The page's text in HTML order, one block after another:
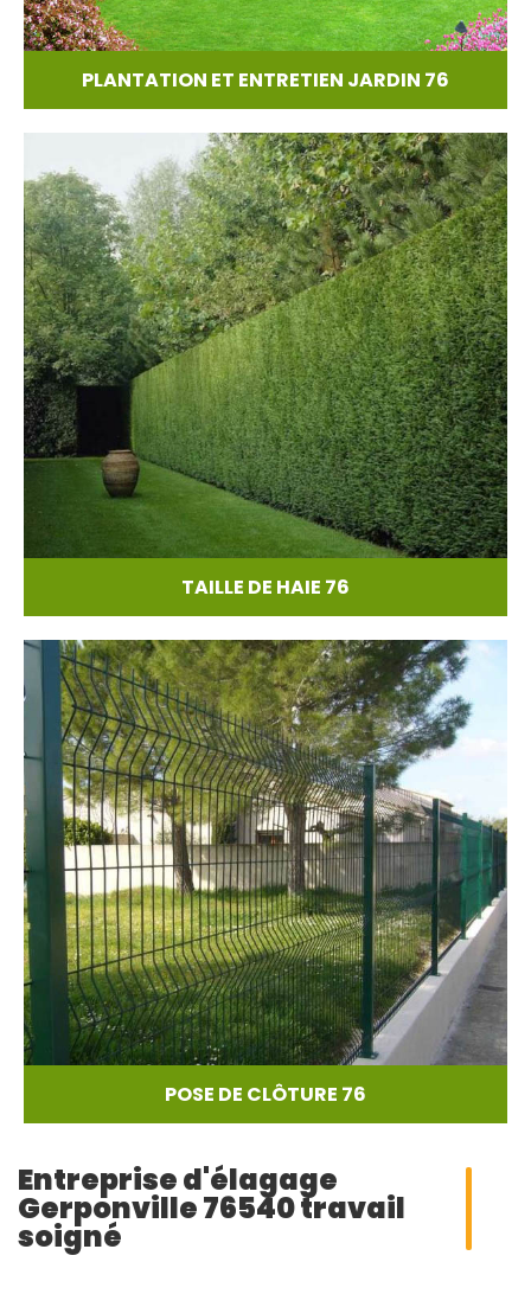
PLANTATION ET ENTRETIEN JARDIN 76
TAILLE DE HAIE 76
POSE DE CLÔTURE 76
Entreprise d'élagage
Gerponville 76540 travail
soigné